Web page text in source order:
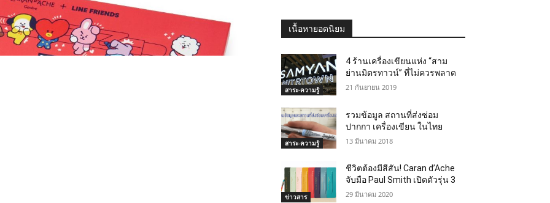
เนื้อหายอดนิยม
สาระ-ความรู้
4 ร้านเครื่องเขียนแห่ง “สาม
ย่านมิตรทาวน์” ที่ไม่ควรพลาด
21 กันยายน 2019
สาระ-ความรู้
รวมข้อมูล สถานที่ส่งซ่อม
ปากกา เครื่องเขียน ในไทย
13 มีนาคม 2018
ข่าวสาร
ชีวิตต้องมีสีสัน! Caran d’Ache
จับมือ Paul Smith เปิดตัวรุ่น 3
29 มีนาคม 2020